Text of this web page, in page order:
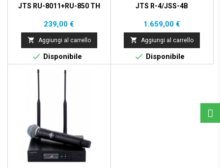
JTS RU-8011+RU-850 TH
Prezzo
239,00 €
 Aggiungi al carrello
 Disponibile
JTS R-4/JSS-4B
Prezzo
1.659,00 €
 Aggiungi al carrello
 Disponibile